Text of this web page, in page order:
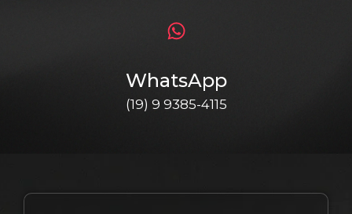
WhatsApp
(19) 9 9385-4115